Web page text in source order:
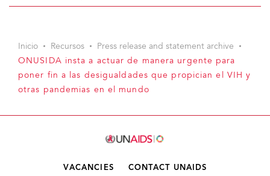
Inicio Recursos
Press release and statement archive
ONUSIDA insta a actuar de manera urgente para
poner fin a las desigualdades que propician el VIH y
otras pandemias en el mundo
VACANCIES CONTACT UNAIDS